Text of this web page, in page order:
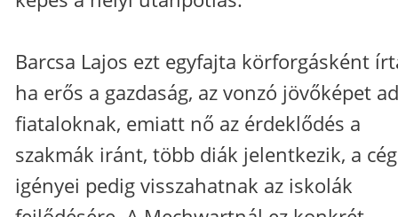
Barcsa Lajos ezt egyfajta körforgásként
ha erős a gazdaság, az vonzó jövőképet
fiataloknak, emiatt nő az érdeklődés a
szakmák iránt, több diák jelentkezik, a
igényei pedig visszahatnak az iskolák